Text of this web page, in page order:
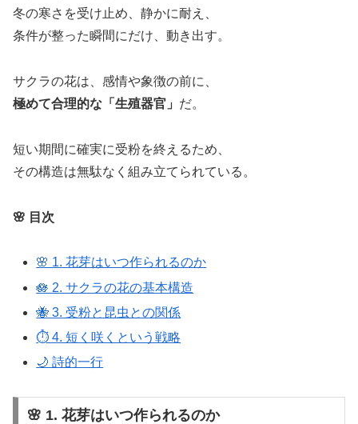
冬の寒さを受け止め、静かに耐え、
条件が整った瞬間にだけ、動き出す。
サクラの花は、感情や象徴の前に、
極めて合理的な「生殖器官」 だ。
短い期間に確実に受粉を終えるため、
その構造は無駄なく組み立てられている。
🌸 目次
🌸 1. 花芽はいつ作られるのか
🪷 2. サクラの花の基本構造
🐝 3. 受粉と昆虫との関係
⏱️ 4. 短く咲くという戦略
🌙 詩的一行
🌸 1. 花芽はいつ作られるのか